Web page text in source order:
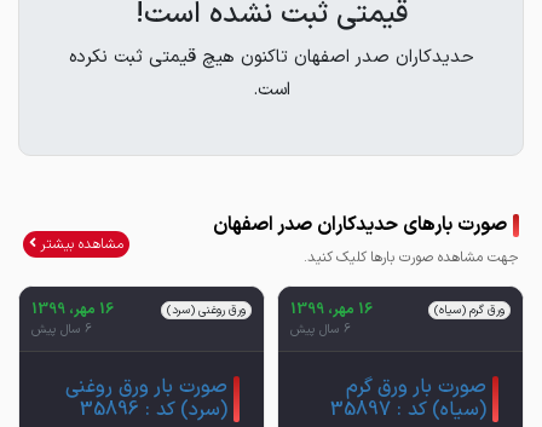
قیمتی ثبت نشده است!
حدیدکاران صدر اصفهان تاکنون هیچ قیمتی ثبت نکرده
است.
صورت بارهای حدیدکاران صدر اصفهان
جهت مشاهده صورت بارها کلیک کنید.
مشاهده بیشتر
ورق گرم (سیاه) 16 مهر، 1399
6 سال پیش
صورت بار ورق گرم
(سیاه) کد : 35897
ورق روغنی (سرد) 16 مهر، 1399
6 سال پیش
صورت بار ورق روغنی
(سرد) کد : 35896